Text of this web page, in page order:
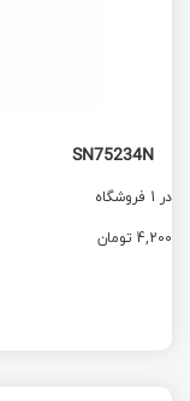
SN75234N
در 1 فروشگاه
4,200 تومان